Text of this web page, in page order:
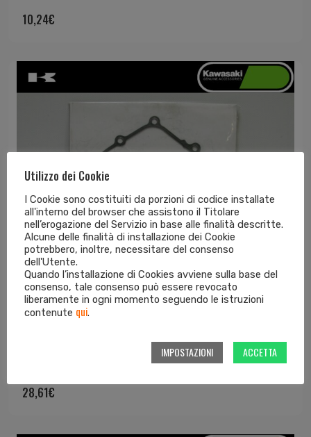
10,24€
Guarnizione coperchio frizione Kawasa...
28,61€
Utilizzo dei Cookie
I Cookie sono costituiti da porzioni di codice installate
all'interno del browser che assistono il Titolare
nell’erogazione del Servizio in base alle finalità descritte.
Alcune delle finalità di installazione dei Cookie
potrebbero, inoltre, necessitare del consenso
dell'Utente.
Quando l’installazione di Cookies avviene sulla base del
consenso, tale consenso può essere revocato
liberamente in ogni momento seguendo le istruzioni
contenute qui.
IMPOSTAZIONI ACCETTA